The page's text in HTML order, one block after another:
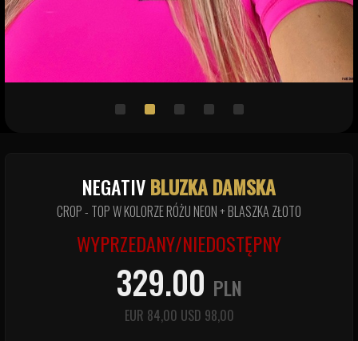
NEGATIVBLUZKA DAMSKA
CROP - TOP W KOLORZE RÓŻU NEON + BLASZKA ZŁOTO
WYPRZEDANY/NIEDOSTĘPNY
329.00 PLN
EUR 84,00 USD 98,00